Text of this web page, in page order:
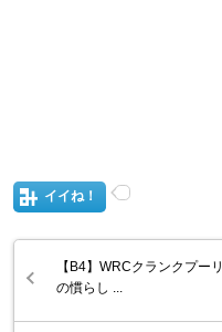
イイね！
【B4】WRCクランクプーリ
の慣らし ...